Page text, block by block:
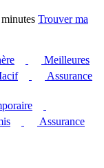
Trouver ma
Meilleures
Assurance
Assurance